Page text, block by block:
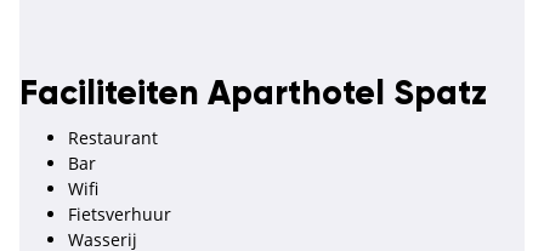
Faciliteiten Aparthotel Spatz
Restaurant
Bar
Wifi
Fietsverhuur
Wasserij